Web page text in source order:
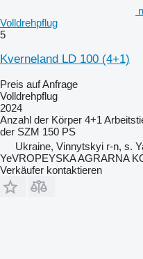
Volldrehpflug
5
Kverneland LD 100 (4+1)
Preis auf Anfrage
Volldrehpflug
2024
Anzahl der Körper 4+1
der SZM 150 PS
Ukraine, Vinnytskyi r-n, s.
YeVROPEYSKA AGRARNA
Verkäufer kontaktieren